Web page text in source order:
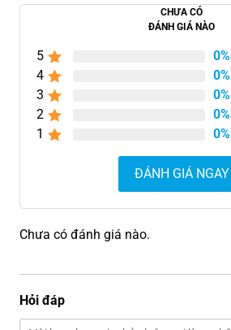
CHƯA CÓ
ĐÁNH GIÁ NÀO
5 0%
4
0%
3
0%
2
0%
1
0%
ĐÁNH GIÁ NGAY
Chưa có đánh giá nào.
Hỏi đáp